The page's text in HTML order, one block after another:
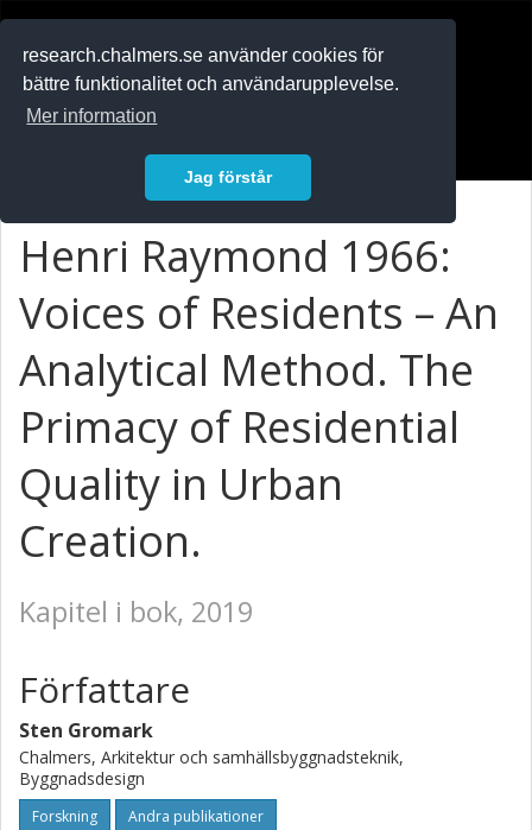
research.chalmers.se använder cookies för
bättre funktionalitet och användarupplevelse.
Mer information
Jag förstår
Henri Raymond 1966:
Voices of Residents – An
Analytical Method. The
Primacy of Residential
Quality in Urban
Creation.
Kapitel i bok, 2019
Författare
Sten Gromark
Chalmers, Arkitektur och samhällsbyggnadsteknik,
Byggnadsdesign
Forskning Andra publikationer